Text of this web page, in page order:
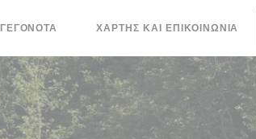
ΓΕΓΟΝΌΤΑ ΧΆΡΤΗΣ ΚΑΙ ΕΠΙΚΟΙΝΩΝΊΑ